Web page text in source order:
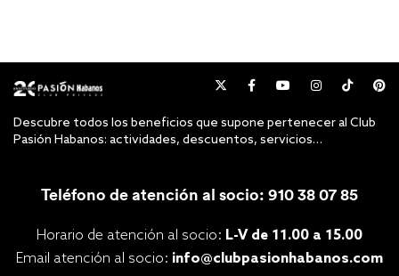
Descubre todos los beneficios que supone pertenecer al Club
Pasión Habanos: actividades, descuentos, servicios…
Teléfono de atención al socio: 910 38 07 85
Horario de atención al socio: L-V de 11.00 a 15.00
Email atención al socio: info@clubpasionhabanos.com